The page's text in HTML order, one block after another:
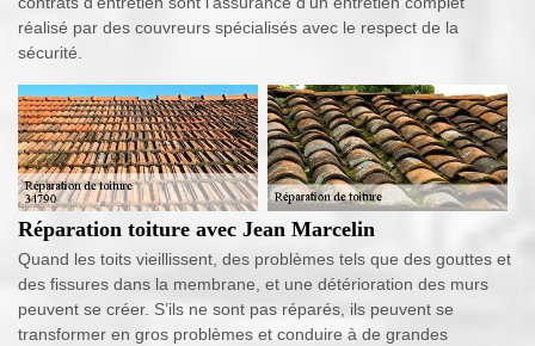
réalisé par des couvreurs spécialisés avec le respect de la
sécurité.
Réparation toiture avec Jean Marcelin
Quand les toits vieillissent, des problèmes tels que des gouttes et
des fissures dans la membrane, et une détérioration des murs
peuvent se créer. S’ils ne sont pas réparés, ils peuvent se
transformer en gros problèmes et conduire à de grandes